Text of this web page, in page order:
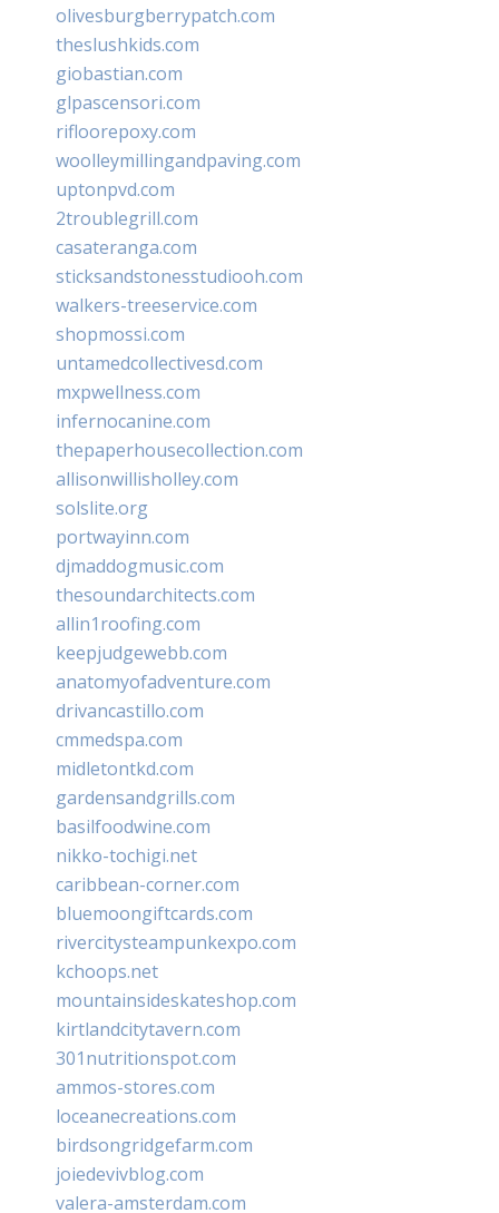
olivesburgberrypatch.com
theslushkids.com
giobastian.com
glpascensori.com
rifloorepoxy.com
woolleymillingandpaving.com
uptonpvd.com
2troublegrill.com
casateranga.com
sticksandstonesstudiooh.com
walkers-treeservice.com
shopmossi.com
untamedcollectivesd.com
mxpwellness.com
infernocanine.com
thepaperhousecollection.com
allisonwillisholley.com
solslite.org
portwayinn.com
djmaddogmusic.com
thesoundarchitects.com
allin1roofing.com
keepjudgewebb.com
anatomyofadventure.com
drivancastillo.com
cmmedspa.com
midletontkd.com
gardensandgrills.com
basilfoodwine.com
nikko-tochigi.net
caribbean-corner.com
bluemoongiftcards.com
rivercitysteampunkexpo.com
kchoops.net
mountainsideskateshop.com
kirtlandcitytavern.com
301nutritionspot.com
ammos-stores.com
loceanecreations.com
birdsongridgefarm.com
joiedevivblog.com
valera-amsterdam.com